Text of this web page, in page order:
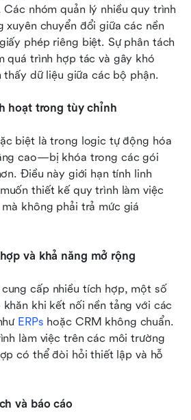
nhóm quản lý nhiều quy trình
xuyên chuyển đổi giữa các nền
phép riêng biệt. Sự phân tách
quá trình hợp tác và gây khó
thấy dữ liệu giữa các bộ phận.
hoạt trong tùy chỉnh
biệt là trong logic tự động hóa
cao—bị khóa trong các gói
Điều này giới hạn tính linh
thiết kế quy trình làm việc
không phải trả mức giá
và khả năng mở rộng
cấp nhiều tích hợp, một số
khi kết nối nền tảng với các
ERPs hoặc CRM không chuẩn.
làm việc trên các môi trường
có thể đòi hỏi thiết lập và hỗ
và báo cáo